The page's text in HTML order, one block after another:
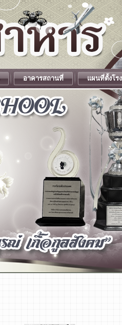
อาคารสถานที่ แผนที่ตั้งโร